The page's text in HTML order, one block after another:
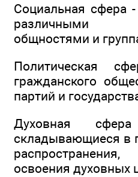
Социальная сфера
различными
общностями и
Политическая
гражданского
партий и
Духовная
складывающиеся в
освоения духовных